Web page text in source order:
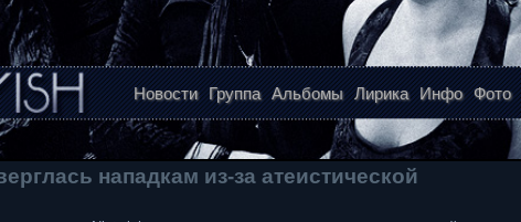
Новости Группа Альбомы Лирика Инфо Фото
нападкам из-за атеистической